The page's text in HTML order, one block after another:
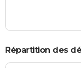
Répartition des